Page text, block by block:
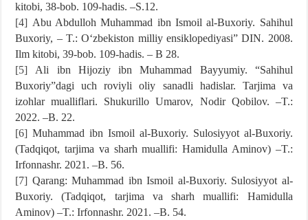
kitobi, 38-bob. 109-hadis. –S.12.
[4] Abu Abdulloh Muhammad ibn Ismoil al-Buxoriy. Sahihul
Buxoriy, – T.: Oʻzbekiston milliy ensiklopediyasi” DIN. 2008.
Ilm kitobi, 39-bob. 109-hadis. – B 28.
[5] Ali ibn Hijoziy ibn Muhammad Bayyumiy. “Sahihul
Buxoriy”dagi uch roviyli oliy sanadli hadislar. Tarjima va
izohlar mualliflari. Shukurillo Umarov, Nodir Qobilov. –T.:
2022. –B. 22.
[6] Muhammad ibn Ismoil al-Buxoriy. Sulosiyyot al-Buxoriy.
(Tadqiqot, tarjima va sharh muallifi: Hamidulla Aminov) –T.:
Irfonnashr. 2021. –B. 56.
[7] Qarang: Muhammad ibn Ismoil al-Buxoriy. Sulosiyyot al-
Buxoriy. (Tadqiqot, tarjima va sharh muallifi: Hamidulla
Aminov) –T.: Irfonnashr. 2021. –B. 54.